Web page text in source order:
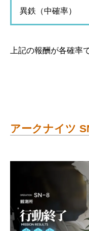
異鉄（中確率）
上記の報酬が各確率
アークナイツ